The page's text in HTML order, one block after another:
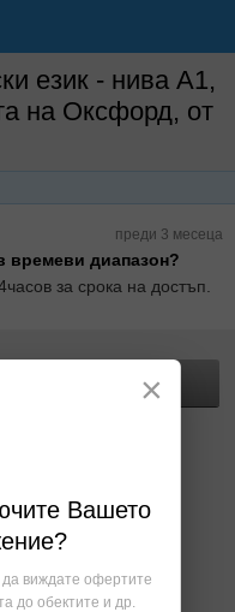
език - нива А1,
на Оксфорд, от
преди 3 месеца
времеви диапазон?
за срока на достъп.
×
Вашето
виждате офертите
до обектите и др.